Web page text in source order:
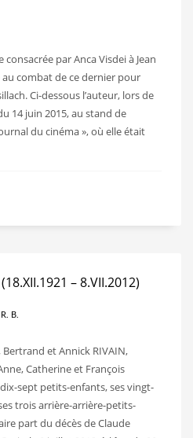
par Anca Visdei à Jean
combat de ce dernier pour
Ci-dessous l’auteur, lors de
14 juin 2015, au stand de
du cinéma », où elle était
– 8.VII.2012)
R. B.
Bertrand et Annick RIVAIN,
Catherine et François
dix-sept petits-enfants, ses vingt-
trois arrière-arrière-petits-
part du décès de Claude